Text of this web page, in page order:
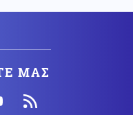
μέλη του ΟΗΕ
της Ρωσίας περί παύσης
ράπερ, η ανάρτησή του
ΜΑΣ